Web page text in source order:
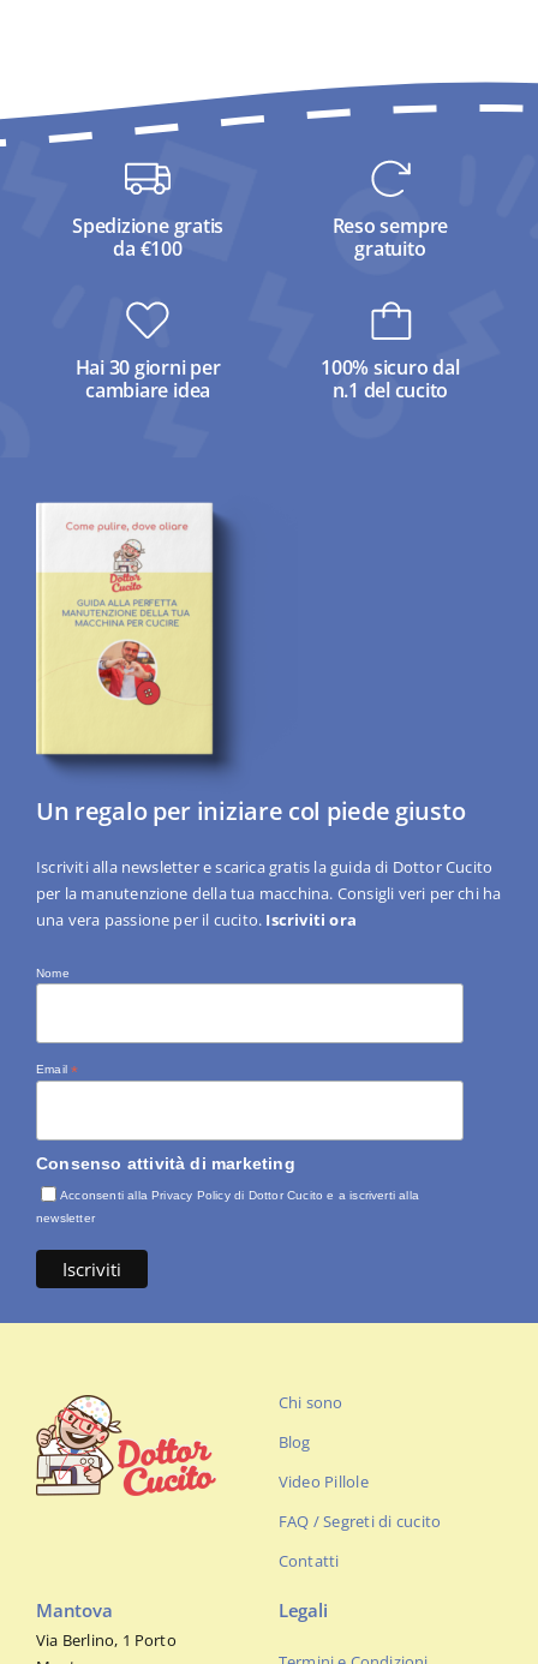
Spedizione gratis
da €100
Reso sempre
gratuito
Hai 30 giorni per
cambiare idea
100% sicuro dal
n.1 del cucito
Un regalo per iniziare col piede giusto
Iscriviti alla newsletter e scarica gratis la guida di Dottor Cucito
per la manutenzione della tua macchina. Consigli veri per chi ha
una vera passione per il cucito. Iscriviti ora
Nome
Email*
Consenso attività di marketing
Acconsenti alla Privacy Policy di Dottor Cucito e a iscriverti alla
newsletter
Chi sono
Blog
Video Pillole
FAQ / Segreti di cucito
Contatti
Mantova
Via Berlino, 1 Porto
Legali